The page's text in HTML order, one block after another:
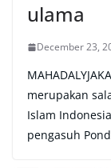
ulama
December 23,
merupakan
Islam
pengasuh